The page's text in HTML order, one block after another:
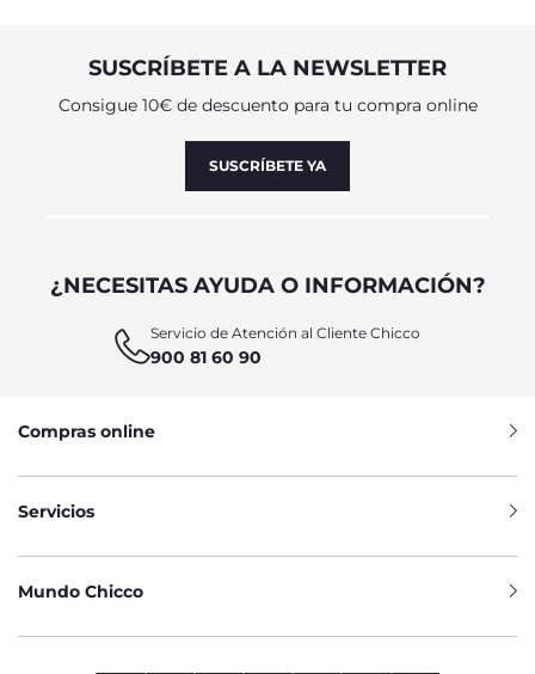
SUSCRÍBETE A LA NEWSLETTER
Consigue 10€ de descuento para tu compra online
SUSCRÍBETE YA
¿NECESITAS AYUDA O INFORMACIÓN?
Servicio de Atención al Cliente Chicco
900 81 60 90
Compras online
Servicios
Mundo Chicco